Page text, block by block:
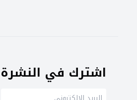
اشترك في النشرة